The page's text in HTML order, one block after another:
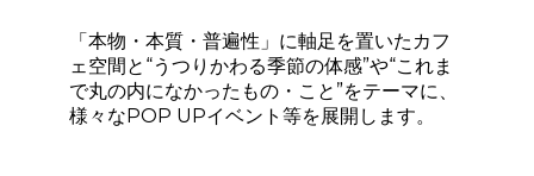
「本物・本質・普遍性」に軸足を置いたカフ
ェ空間と“うつりかわる季節の体感”や“これま
で丸の内になかったもの・こと”をテーマに、
様々なPOP UPイベント等を展開します。